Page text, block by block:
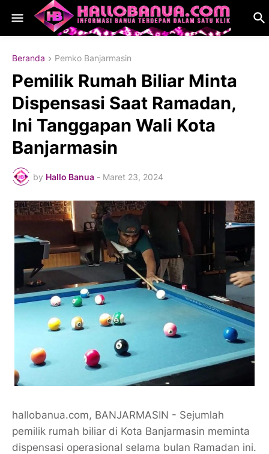
Beranda Pemko Banjarmasin
Pemilik Rumah Biliar Minta
Dispensasi Saat Ramadan,
Ini Tanggapan Wali Kota
Banjarmasin
by Hallo Banua - Maret 23, 2024
hallobanua.com, BANJARMASIN - Sejumlah
pemilik rumah biliar di Kota Banjarmasin meminta
dispensasi operasional selama bulan Ramadan ini.